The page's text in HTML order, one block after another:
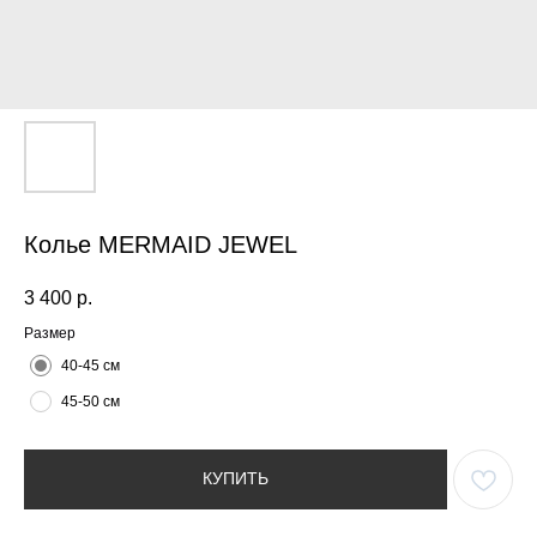
Колье MERMAID JEWEL
3 400 р.
Размер
40-45 см
45-50 см
КУПИТЬ